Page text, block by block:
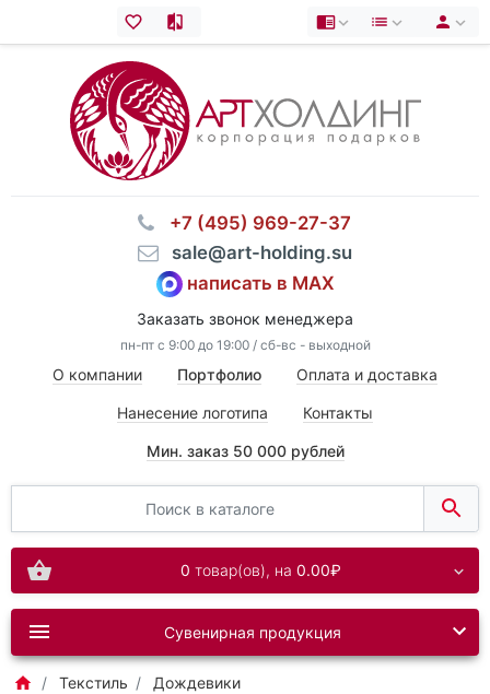
⠀+7 (495) 969-27-37
⠀sale@art-holding.su
написать в MAX
Заказать звонок менеджера
пн-пт с 9:00 до 19:00 / сб-вс - выходной
О компании Портфолио Оплата и доставка
Нанесение логотипа Контакты
Мин. заказ 50 000 рублей
0 товар(ов), на 0.00₽
Сувенирная продукция
Текстиль
Дождевики